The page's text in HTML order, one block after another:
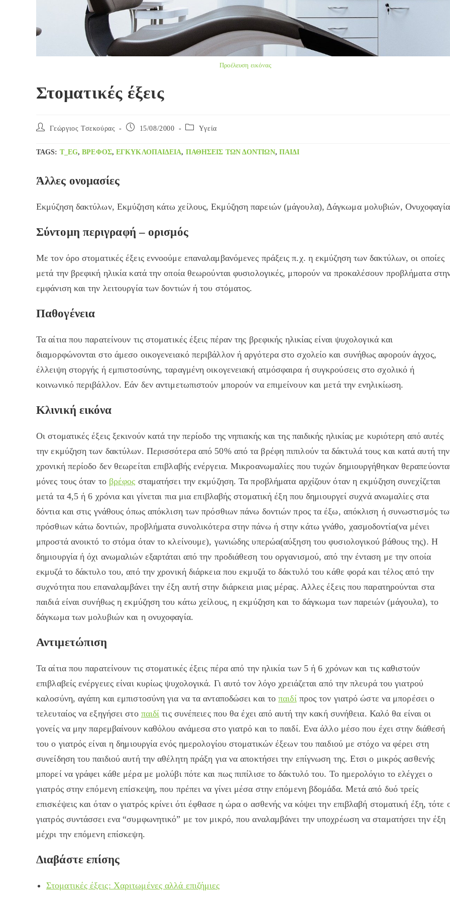
Προέλευση εικόνας
Στοματικές έξεις
Post
Γεώργιος Τσεκούρας
Post
15/08/2000
Post Yγεία
TAGS: T_EG, ΒΡΈΦΟΣ, ΕΓΚΥΚΛΟΠΑΊΔΕΙΑ, ΠΑΘΉΣΕΙΣ ΤΩΝ ΔΟΝΤΙΏΝ, ΠΑΙΔΊ
Άλλες ονομασίες
Εκμύζηση δακτύλων, Εκμύζηση κάτω χείλους, Εκμύζηση παρειών (μάγουλα), Δάγκωμα μολυβιών,
Σύντομη περιγραφή – ορισμός
Με τον όρο στοματικές έξεις εννοούμε επαναλαμβανόμενες πράξεις π.χ. η εκμύζηση των δακτύλων, οι οποίες
μετά την βρεφική ηλικία κατά την οποία θεωρούνται φυσιολογικές, μπορούν να προκαλέσουν προβλήματα
εμφάνιση και την λειτουργία των δοντιών ή του στόματος.
Παθογένεια
Τα αίτια που παρατείνουν τις στοματικές έξεις πέραν της βρεφικής ηλικίας είναι ψυχολογικά και
διαμορφώνονται στο άμεσο οικογενειακό περιβάλλον ή αργότερα στο σχολείο και συνήθως αφορούν άγχος,
έλλειψη στοργής ή εμπιστοσύνης, ταραγμένη οικογενειακή ατμόσφαιρα ή συγκρούσεις στο σχολικό ή
κοινωνικό περιβάλλον. Εάν δεν αντιμετωπιστούν μπορούν να επιμείνουν και μετά την ενηλικίωση.
Κλινική εικόνα
Οι στοματικές έξεις ξεκινούν κατά την περίοδο της νηπιακής και της παιδικής ηλικίας με κυριότερη από αυτές
την εκμύζηση των δακτύλων. Περισσότερα από 50% από τα βρέφη πιπιλούν τα δάκτυλά τους και κατά αυτή την
χρονική περίοδο δεν θεωρείται επιβλαβής ενέργεια. Μικροανωμαλίες που τυχών δημιουργήθηκαν
μόνες τους όταν το βρέφος σταματήσει την εκμύζηση. Τα προβλήματα αρχίζουν όταν η εκμύζηση συνεχίζεται
μετά τα 4,5 ή 6 χρόνια και γίνεται πια μια επιβλαβής στοματική έξη που δημιουργεί συχνά ανωμαλίες στα
δόντια και στις γνάθους όπως απόκλιση των πρόσθιων πάνω δοντιών προς τα έξω, απόκλιση ή συνωστισμός
πρόσθιων κάτω δοντιών, προβλήματα συνολικότερα στην πάνω ή στην κάτω γνάθο, χασμοδοντία(να μένει
μπροστά ανοικτό το στόμα όταν το κλείνουμε), γωνιώδης υπερώα(αύξηση του φυσιολογικού βάθους της). Η
δημιουργία ή όχι ανωμαλιών εξαρτάται από την προδιάθεση του οργανισμού, από την ένταση με την οποία
εκμυζά το δάκτυλο του, από την χρονική διάρκεια που εκμυζά το δάκτυλό του κάθε φορά και τέλος από την
συχνότητα που επαναλαμβάνει την έξη αυτή στην διάρκεια μιας μέρας. Αλλες έξεις που παρατηρούνται στα
παιδιά είναι συνήθως η εκμύζηση του κάτω χείλους, η εκμύζηση και το δάγκωμα των παρειών (μάγουλα), το
δάγκωμα των μολυβιών και η ονυχοφαγία.
Αντιμετώπιση
Τα αίτια που παρατείνουν τις στοματικές έξεις πέρα από την ηλικία των 5 ή 6 χρόνων και τις καθιστούν
επιβλαβείς ενέργειες είναι κυρίως ψυχολογικά. Γι αυτό τον λόγο χρειάζεται από την πλευρά του γιατρού
καλοσύνη, αγάπη και εμπιστοσύνη για να τα ανταποδώσει και τοπαιδί προς τον γιατρό ώστε να μπορέσει ο
τελευταίος να εξηγήσει στο παιδί τις συνέπειες που θα έχει από αυτή την κακή συνήθεια. Καλό θα είναι οι
γονείς να μην παρεμβαίνουν καθόλου ανάμεσα στο γιατρό και το παιδί. Ενα άλλο μέσο που έχει στην διάθεσή
του ο γιατρός είναι η δημιουργία ενός ημερολογίου στοματικών έξεων του παιδιού με στόχο να φέρει στη
συνείδηση του παιδιού αυτή την αθέλητη πράξη για να αποκτήσει την επίγνωση της. Ετσι ο μικρός ασθενής
μπορεί να γράφει κάθε μέρα με μολύβι πότε και πως πιπίλισε το δάκτυλό του. Το ημερολόγιο το ελέγχει ο
γιατρός στην επόμενη επίσκεψη, που πρέπει να γίνει μέσα στην επόμενη βδομάδα. Μετά από δυό τρείς
επισκέψεις και όταν ο γιατρός κρίνει ότι έφθασε η ώρα ο ασθενής να κόψει την επιβλαβή στοματική έξη, τότε
γιατρός συντάσσει ενα “συμφωνητικό” με τον μικρό, που αναλαμβάνει την υποχρέωση να σταματήσει την έξη
μέχρι την επόμενη επίσκεψη.
Διαβάστε επίσης
Στοματικές έξεις: Χαριτωμένες αλλά επιζήμιες